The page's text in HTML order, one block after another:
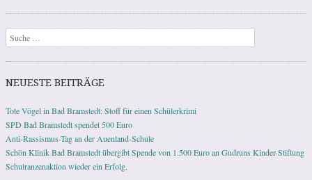
Suchen
NEUESTE BEITRÄGE
Tote Vögel in Bad Bramstedt: Stoff für einen Schülerkrimi
SPD Bad Bramstedt spendet 500 Euro
Anti-Rassismus-Tag an der Auenland-Schule
Schön Klinik Bad Bramstedt übergibt Spende von 1.500 Euro an Gudruns Kinder-Stiftung
Schulranzenaktion wieder ein Erfolg.